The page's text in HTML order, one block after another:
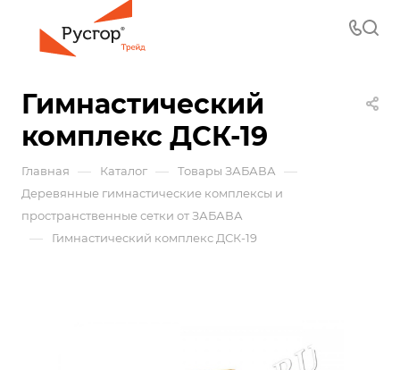
Гимнастический
комплекс ДСК-19
Главная — Каталог — Товары ЗАБАВА —
Деревянные гимнастические комплексы и
пространственные сетки от ЗАБАВА
— Гимнастический комплекс ДСК-19